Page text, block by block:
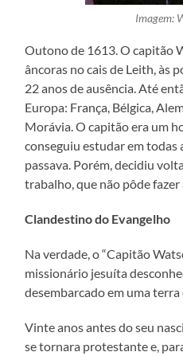
Imagem:
Outono de 1613. O capitão
âncoras no cais de Leith, às
22 anos de ausência. Até
Europa: França, Bélgica,
Morávia. O capitão era um
conseguiu estudar em todas
passava. Porém, decidiu
trabalho, que não pôde fazer
Clandestino do Evangelho
Na verdade, o “Capitão
missionário jesuíta
desembarcado em uma terra
Vinte anos antes do seu
se tornara protestante e,